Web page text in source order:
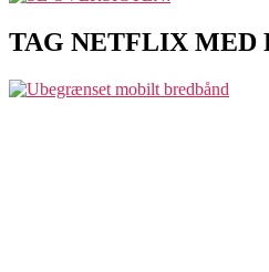
TAG NETFLIX MED